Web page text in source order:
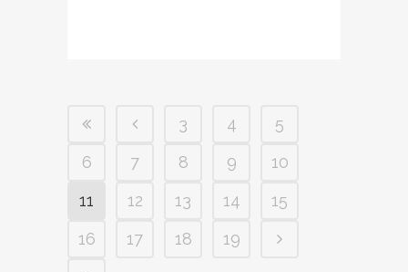
3 4
5
6
7 8 9
10
11
12 13 14
15
16
17 18 19